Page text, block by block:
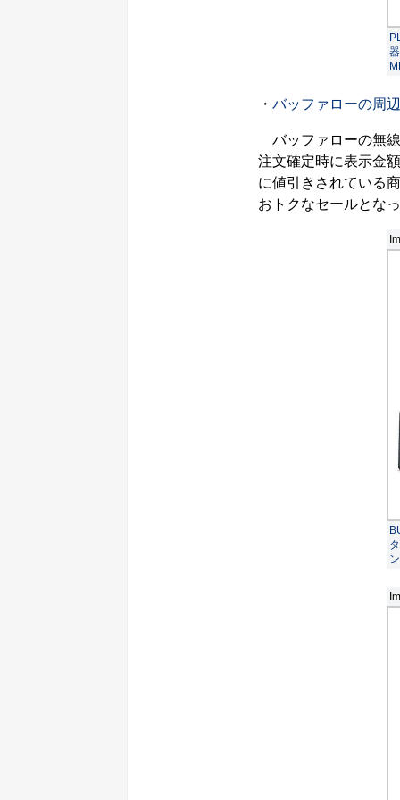
・ バッファローの周
バッファローの無
注文確定時に表示金
に値引きされている
おトクなセールとなっ